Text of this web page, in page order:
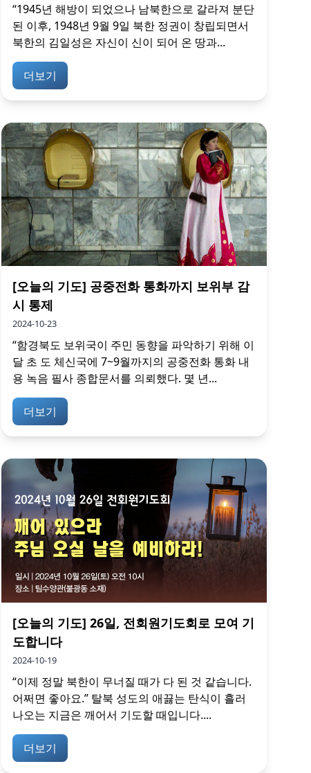
“1945년 해방이 되었으나 남북한으로 갈라져 분단
된 이후, 1948년 9월 9일 북한 정권이 창립되면서
북한의 김일성은 자신이 신이 되어 온 땅과...
더보기
[오늘의 기도] 공중전화 통화까지 보위부 감
시 통제
2024-10-23
“함경북도 보위국이 주민 동향을 파악하기 위해 이
달 초 도 체신국에 7~9월까지의 공중전화 통화 내
용 녹음 필사 종합문서를 의뢰했다. 몇 년...
더보기
[오늘의 기도] 26일, 전회원기도회로 모여 기
도합니다
2024-10-19
“이제 정말 북한이 무너질 때가 다 된 것 같습니다.
어쩌면 좋아요.” 탈북 성도의 애끓는 탄식이 흘러
나오는 지금은 깨어서 기도할 때입니다....
더보기